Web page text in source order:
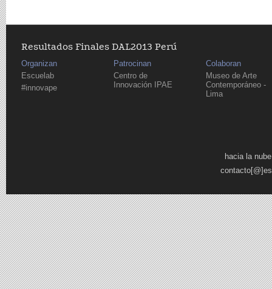
Resultados Finales DAL2013 Perú
Organizan
Escuelab
#innovape
Patrocinan
Centro de
Innovación IPAE
Colaboran
Museo de Arte
Contemporáneo -
Lima
hacia la